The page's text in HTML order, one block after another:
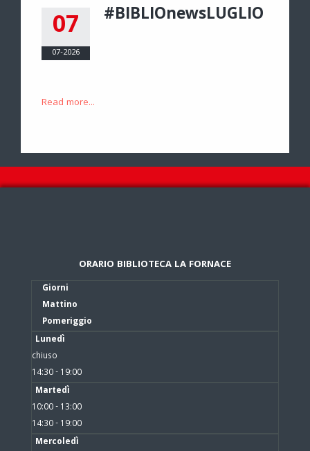
07
07-2026
#BIBLIOnewsLUGLIO
Read more...
ORARIO BIBLIOTECA LA FORNACE
Giorni
Mattino
Pomeriggio
Lunedì
chiuso
14:30 - 19:00
Martedì
10:00 - 13:00
14:30 - 19:00
Mercoledì